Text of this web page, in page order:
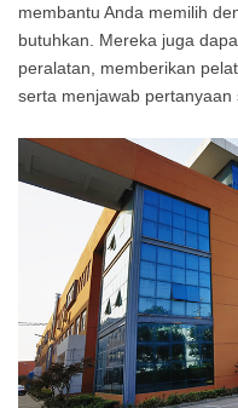
membantu Anda memilih
butuhkan. Mereka juga
peralatan, memberikan
serta menjawab pertanyaan